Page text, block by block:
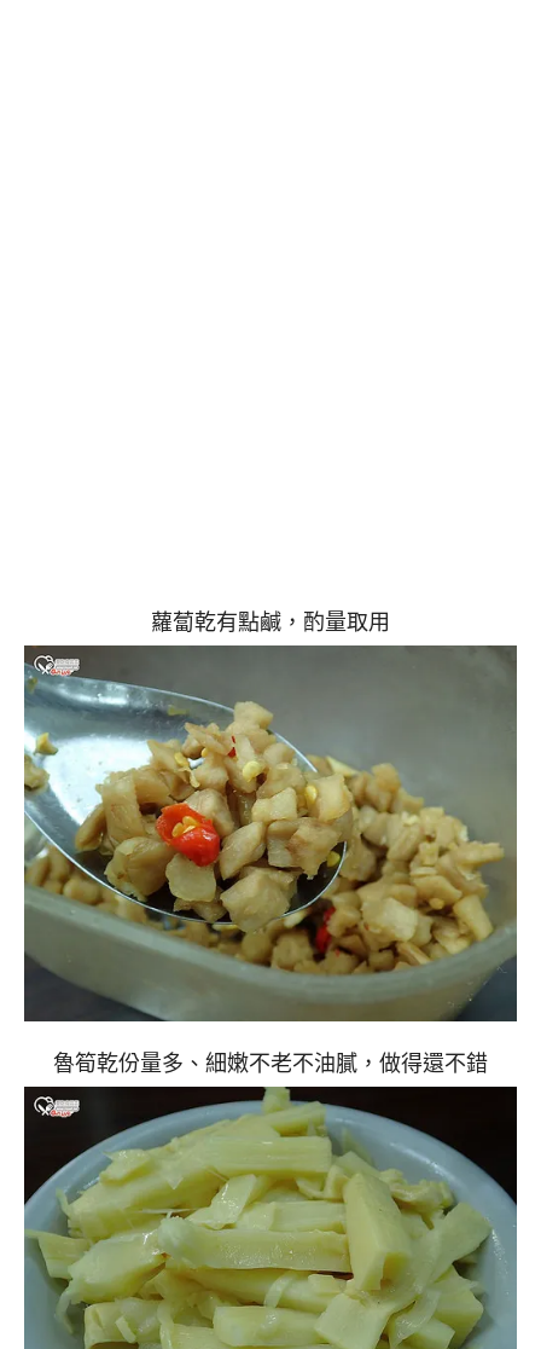
蘿蔔乾有點鹹，酌量取用
魯筍乾份量多、細嫩不老不油膩，做得還不錯